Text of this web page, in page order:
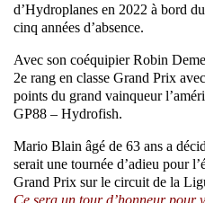
d’Hydroplanes en 2022 à bord
cinq années d’absence.
Avec son coéquipier Robin
2e rang en classe Grand Prix
points du grand vainqueur
GP88 – Hydrofish.
Mario Blain âgé de 63 ans a
serait une tournée d’adieu pour
Grand Prix sur le circuit de la
Ce sera un tour d’honneur pour